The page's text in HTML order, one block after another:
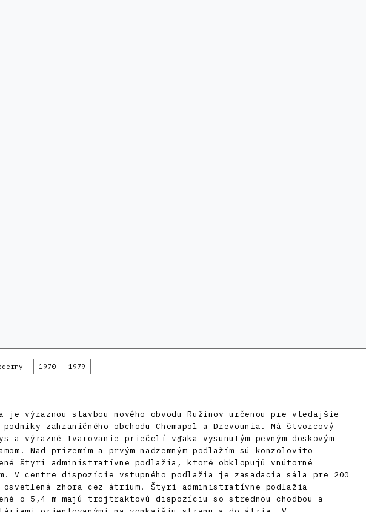
1970 - 1979
je výraznou stavbou nového obvodu Ružinov určenou pre vtedajšie
zahraničného obchodu Chemapol a Drevounia. Má štvorcový
a výrazné tvarovanie priečelí vďaka vysunutým pevným doskovým
Nad prízemím a prvým nadzemným podlažím sú konzolovito
štyri administratívne podlažia, ktoré obklopujú vnútorné
V centre dispozície vstupného podlažia je zasadacia sála pre 200
osvetlená zhora cez átrium. Štyri administratívne podlažia
o 5,4 m majú trojtraktovú dispozíciu so strednou chodbou a